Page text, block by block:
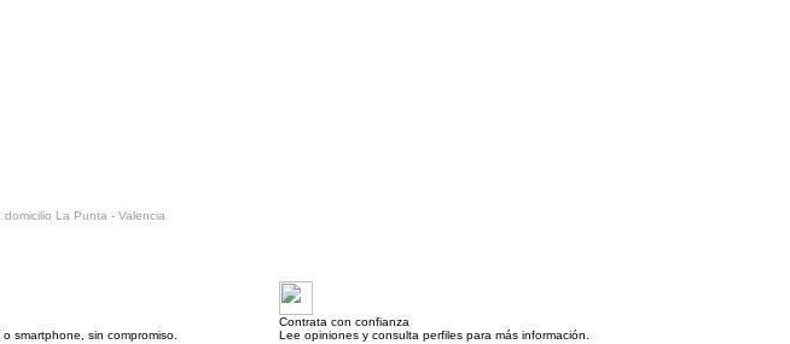
domicilio La Punta - Valencia
smartphone, sin compromiso.
Contrata con confianza
Lee opiniones y consulta perfiles para más información.